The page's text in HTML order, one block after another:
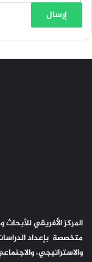
المركز الأفريقي
متخصصة بإعداد
والاستراتيجي،